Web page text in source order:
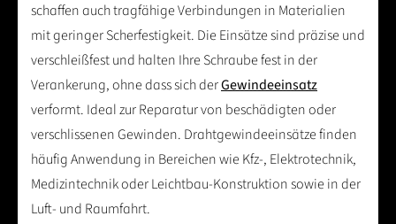
schaffen auch tragfähige Verbindungen in Materialien
mit geringer Scherfestigkeit. Die Einsätze sind präzise und
verschleißfest und halten Ihre Schraube fest in der
Verankerung, ohne dass sich derGewindeeinsatz
verformt. Ideal zur Reparatur von beschädigten oder
verschlissenen Gewinden. Drahtgewindeeinsätze finden
häufig Anwendung in Bereichen wie Kfz-, Elektrotechnik,
Medizintechnik oder Leichtbau-Konstruktion sowie in der
Luft- und Raumfahrt.